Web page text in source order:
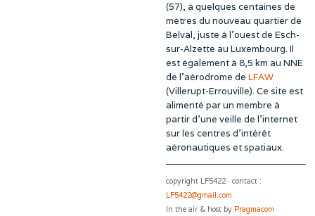
(57), à quelques centaines de
mètres du nouveau quartier de
Belval, juste à l’ouest de Esch-
sur-Alzette au Luxembourg. Il
est également à 8,5 km au NNE
de l’aérodrome de LFAW
(Villerupt-Errouville). Ce site est
alimenté par un membre à
partir d’une veille de l’internet
sur les centres d’intérêt
aéronautiques et spatiaux.
copyright LF5422 · contact :
LF5422@gmail.com
In the air & host by Pragmacom